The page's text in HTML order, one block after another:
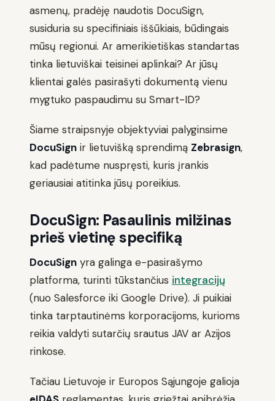
asmenų, pradėję naudotis DocuSign,
susiduria su specifiniais iššūkiais, būdingais
mūsų regionui. Ar amerikietiškas standartas
tinka lietuviškai teisinei aplinkai? Ar jūsų
klientai galės pasirašyti dokumentą vienu
mygtuko paspaudimu su Smart-ID?
Šiame straipsnyje objektyviai palyginsime
DocuSign ir lietuvišką sprendimą Zebrasign,
kad padėtume nuspręsti, kuris įrankis
geriausiai atitinka jūsų poreikius.
DocuSign: Pasaulinis milžinas
prieš vietinę specifiką
DocuSign yra galinga e-pasirašymo
platforma, turinti tūkstančius integracijų
(nuo Salesforce iki Google Drive). Ji puikiai
tinka tarptautinėms korporacijoms, kurioms
reikia valdyti sutarčių srautus JAV ar Azijos
rinkose.
Tačiau Lietuvoje ir Europos Sąjungoje galioja